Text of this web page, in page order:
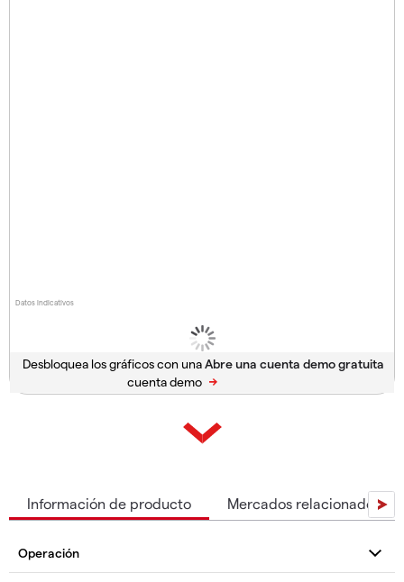
Datos indicativos
Desbloquea los gráficos con una
cuenta demo
Información de producto Mercados relacionados